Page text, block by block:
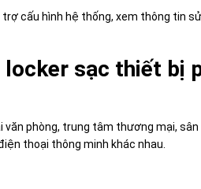
trợ cấu hình hệ thống, xem thông tin
sạc thiết bị
phòng, trung tâm thương mại,
thoại thông minh khác nhau.